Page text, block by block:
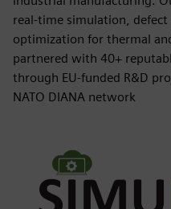
real-time simulation,
optimization for thermal
partnered with 40+
through EU-funded R&D
NATO DIANA network